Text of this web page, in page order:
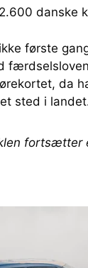
danske
første
da
sted i
fortsætter